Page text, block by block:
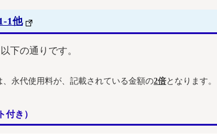
1他
下の通りです。
永代使用料が、記載されている金額の2倍となります。
付き）